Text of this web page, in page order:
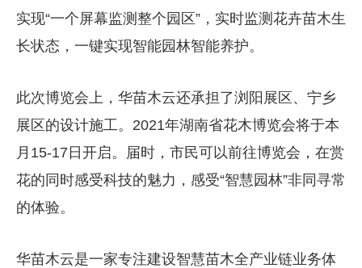
实现“一个屏幕监测整个园区”，实时监测花卉苗木生
长状态，一键实现智能园林智能养护。
此次博览会上，华苗木云还承担了浏阳展区、宁乡
展区的设计施工。2021年湖南省花木博览会将于本
月15-17日开启。届时，市民可以前往博览会，在赏
花的同时感受科技的魅力，感受“智慧园林”非同寻常
的体验。
华苗木云是一家专注建设智慧苗木全产业链业务体